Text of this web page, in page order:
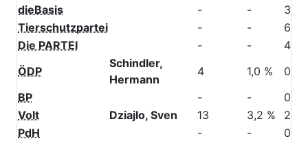
dieBasis
- -
3
Tierschutzpartei
- -
6
Die PARTEI
- -
4
ÖDP
Schindler,
Hermann
4 1,0 %
0
BP
- -
0
Volt
Dziajlo, Sven 13 3,2 %
2
PdH
- -
0